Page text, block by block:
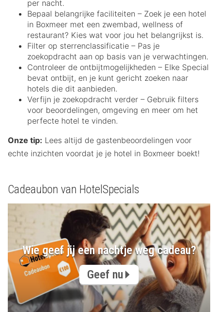
per nacht.
Bepaal belangrijke faciliteiten – Zoek je een hotel
in Boxmeer met een zwembad, wellness of
restaurant? Kies wat voor jou het belangrijkst is.
Filter op sterrenclassificatie – Pas je
zoekopdracht aan op basis van je verwachtingen.
Controleer de ontbijtmogelijkheden – Elke Special
bevat ontbijt, en je kunt gericht zoeken naar
hotels die dit aanbieden.
Verfijn je zoekopdracht verder – Gebruik filters
voor beoordelingen, omgeving en meer om het
perfecte hotel te vinden.
Onze tip: Lees altijd de gastenbeoordelingen voor
echte inzichten voordat je je hotel in Boxmeer boekt!
Cadeaubon van HotelSpecials
Wie geef jij een nachtje weg cadeau?
Geef nu